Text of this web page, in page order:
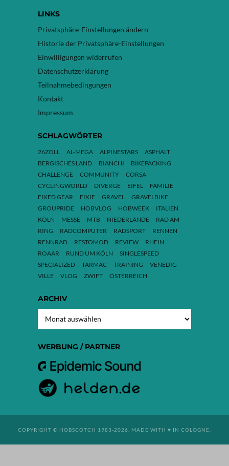
LINKS
Privatsphäre-Einstellungen ändern
Historie der Privatsphäre-Einstellungen
Einwilligungen widerrufen
Datenschutzerklärung
Teilnahmebedingungen
Kontakt
Impressum
SCHLAGWÖRTER
26ZOLL AL-MEGA ALPINESTARS
ASPHALT
BERGISCHES LAND
BIANCHI
BIKEPACKING
CHALLENGE
COMMUNITY
CORSA
CYCLINGWORLD
DIVERGE EIFEL
FAMILIE
FIXED GEAR
FIXIE GRAVEL
GRAVELBIKE
GROUPRIDE
HOBVLOG HOBWEEK
ITALIEN
KÖLN
MESSE MTB NIEDERLANDE
RAD AM
RING
RADCOMPUTER RADSPORT
RENNEN
RENNRAD
RESTOMOD REVIEW
RHEIN
ROAAR
RUND UM KÖLN
SINGLESPEED
SPECIALIZED
TARMAC TRAINING
VENEDIG
VILLE
VLOG ZWIFT ÖSTERREICH
ARCHIV
WERBUNG / PARTNER
COPYRIGHT © HOBSCOTCH 1983-2026. MADE WITH ♥ IN COLOGNE.